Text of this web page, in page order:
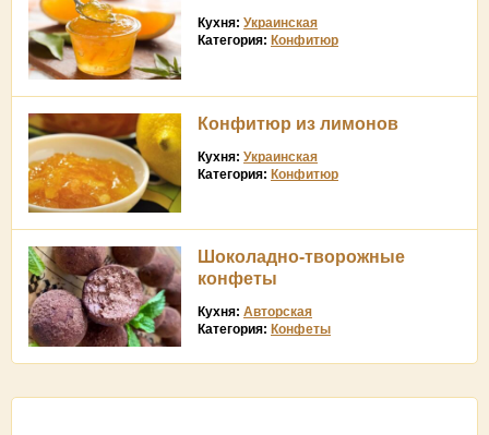
Кухня: Украинская
Категория: Конфитюр
Конфитюр из лимонов
Кухня: Украинская
Категория: Конфитюр
Шоколадно-творожные
конфеты
Кухня: Авторская
Категория: Конфеты